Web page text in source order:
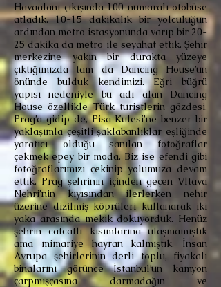
Havaalanı çıkışında 100 numaralı otobüse
atladık. 10-15 dakikalık bir yolculuğun
ardından metro istasyonunda varıp bir 20-
25 dakika da metro ile seyahat ettik. Şehir
merkezine yakın bir durakta yüzeye
çıktığımızda tam da Dancing House’un
önünde bulduk kendimizi. Eğri büğrü
yapısı nedeniyle bu adı alan Dancing
House özellikle Türk turistlerin gözdesi.
Prag’a gidip de, Pisa Kulesi’ne benzer bir
yaklaşımla çeşitli şaklabanlıklar eşliğinde
yaratıcı olduğu sanılan fotoğraflar
çekmek epey bir moda. Biz ise efendi gibi
fotoğraflarımızı çekinip yolumuza devam
ettik. Prag şehrinin içinden geçen Vltava
Nehri’nin kıyısından ilerlerken nehir
üzerine dizilmiş köprüleri kullanarak iki
yaka arasında mekik dokuyorduk. Henüz
şehrin cafcaflı kısımlarına ulaşmamıştık
ama mimariye hayran kalmıştık. İnsan
Avrupa şehirlerinin derli toplu, fiyakalı
binalarını görünce İstanbul’un kamyon
çarpmışçasına darmadağın ve